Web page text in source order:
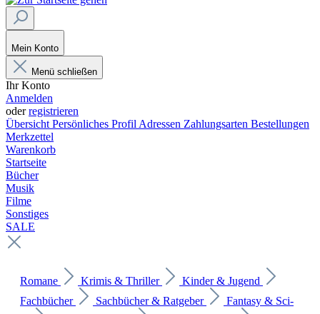
Mein Konto
Menü schließen
Ihr Konto
Anmelden
oderregistrieren
Übersicht Persönliches Profil Adressen Zahlungsarten Bestellungen
Merkzettel
Warenkorb
Startseite
Bücher
Musik
Filme
Sonstiges
SALE
Romane Krimis & Thriller
Kinder & Jugend
Fachbücher
Sachbücher & Ratgeber
Fantasy & Sci-